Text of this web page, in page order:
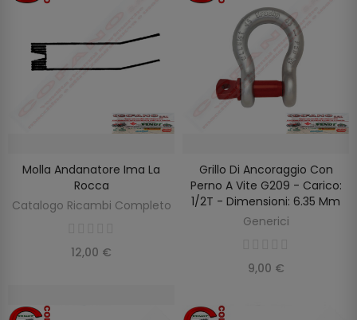
AGGIUNGI AL CARRELLO
Molla Andanatore Ima La
Rocca
Catalogo Ricambi Completo
12,00 €
AGGIUNGI AL CARRELLO
Grillo Di Ancoraggio Con
Perno A Vite G209 - Carico:
1/2T - Dimensioni: 6.35 Mm
Generici
9,00 €